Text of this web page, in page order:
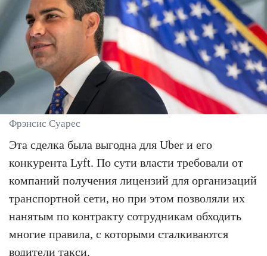
Фрэнсис Суарес
Эта сделка была выгодна для Uber и его
конкурента Lyft. По сути власти требовали от
компаний получения лицензий для организаций
транспортной сети, но при этом позволяли их
нанятым по контракту сотрудникам обходить
многие правила, с которыми сталкиваются
водители такси.